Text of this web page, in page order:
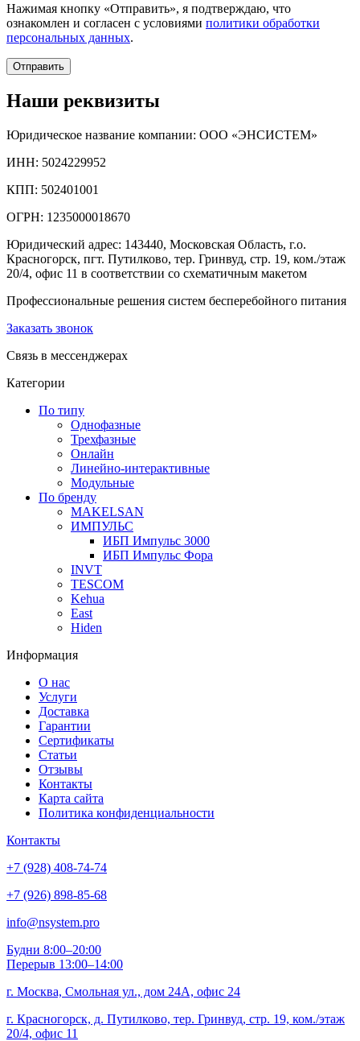
Нажимая кнопку «Отправить», я подтверждаю, что
ознакомлен и согласен с условиями политики обработки
персональных данных.
Отправить
Наши реквизиты
Юридическое название компании: ООО «ЭНСИСТЕМ»
ИНН: 5024229952
КПП: 502401001
ОГРН: 1235000018670
Юридический адрес: 143440, Московская Область, г.о.
Красногорск, пгт. Путилково, тер. Гринвуд, стр. 19, ком./этаж
20/4, офис 11 в соответствии со схематичным макетом
Профессиональные решения систем бесперебойного питания
Заказать звонок
Связь в мессенджерах
Категории
По типу
Однофазные
Трехфазные
Онлайн
Линейно-интерактивные
Модульные
По бренду
MAKELSAN
ИМПУЛЬС
ИБП Импульс 3000
ИБП Импульс Фора
INVT
TESCOM
Kehua
East
Hiden
Информация
О нас
Услуги
Доставка
Гарантии
Сертификаты
Статьи
Отзывы
Контакты
Карта сайта
Политика конфиденциальности
Контакты
+7 (928) 408-74-74
+7 (926) 898-85-68
info@nsystem.pro
Будни 8:00–20:00
Перерыв 13:00–14:00
г. Москва, Смольная ул., дом 24А, офис 24
г. Красногорск, д. Путилково, тер. Гринвуд, стр. 19, ком./этаж
20/4, офис 11